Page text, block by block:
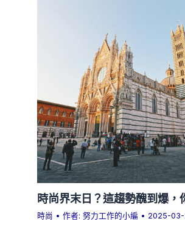
時尚界末日？這趨勢醜到爆，
時尚 • 作者:努力工作的小編 • 2025-